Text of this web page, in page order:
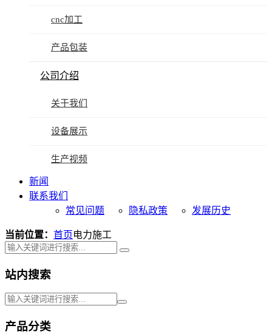
cnc加工
产品包装
公司介绍
关于我们
设备展示
生产视频
新闻
联系我们
常见问题
隐私政策 发展历史
当前位置： 首页电力施工
站内搜索
产品分类